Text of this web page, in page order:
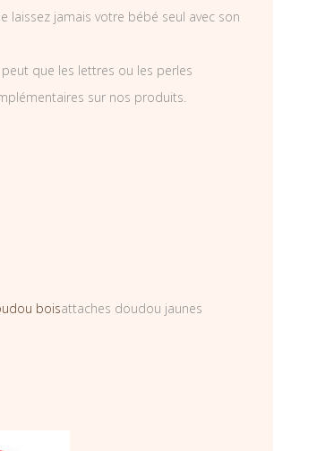
laissez jamais votre bébé seul avec son
que les lettres ou les perles
sur nos produits.
boisattaches doudou jaunes